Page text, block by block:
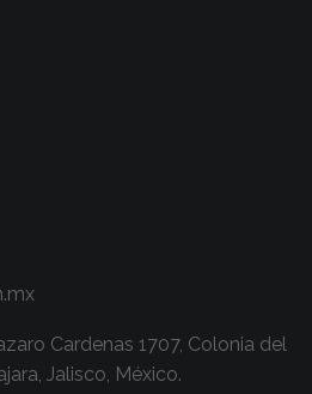
Cardenas 1707, Colonia del
Jalisco, México.